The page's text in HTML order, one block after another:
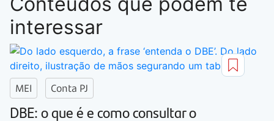
interessar
MEI Conta PJ
DBE: o que é e como consultar o